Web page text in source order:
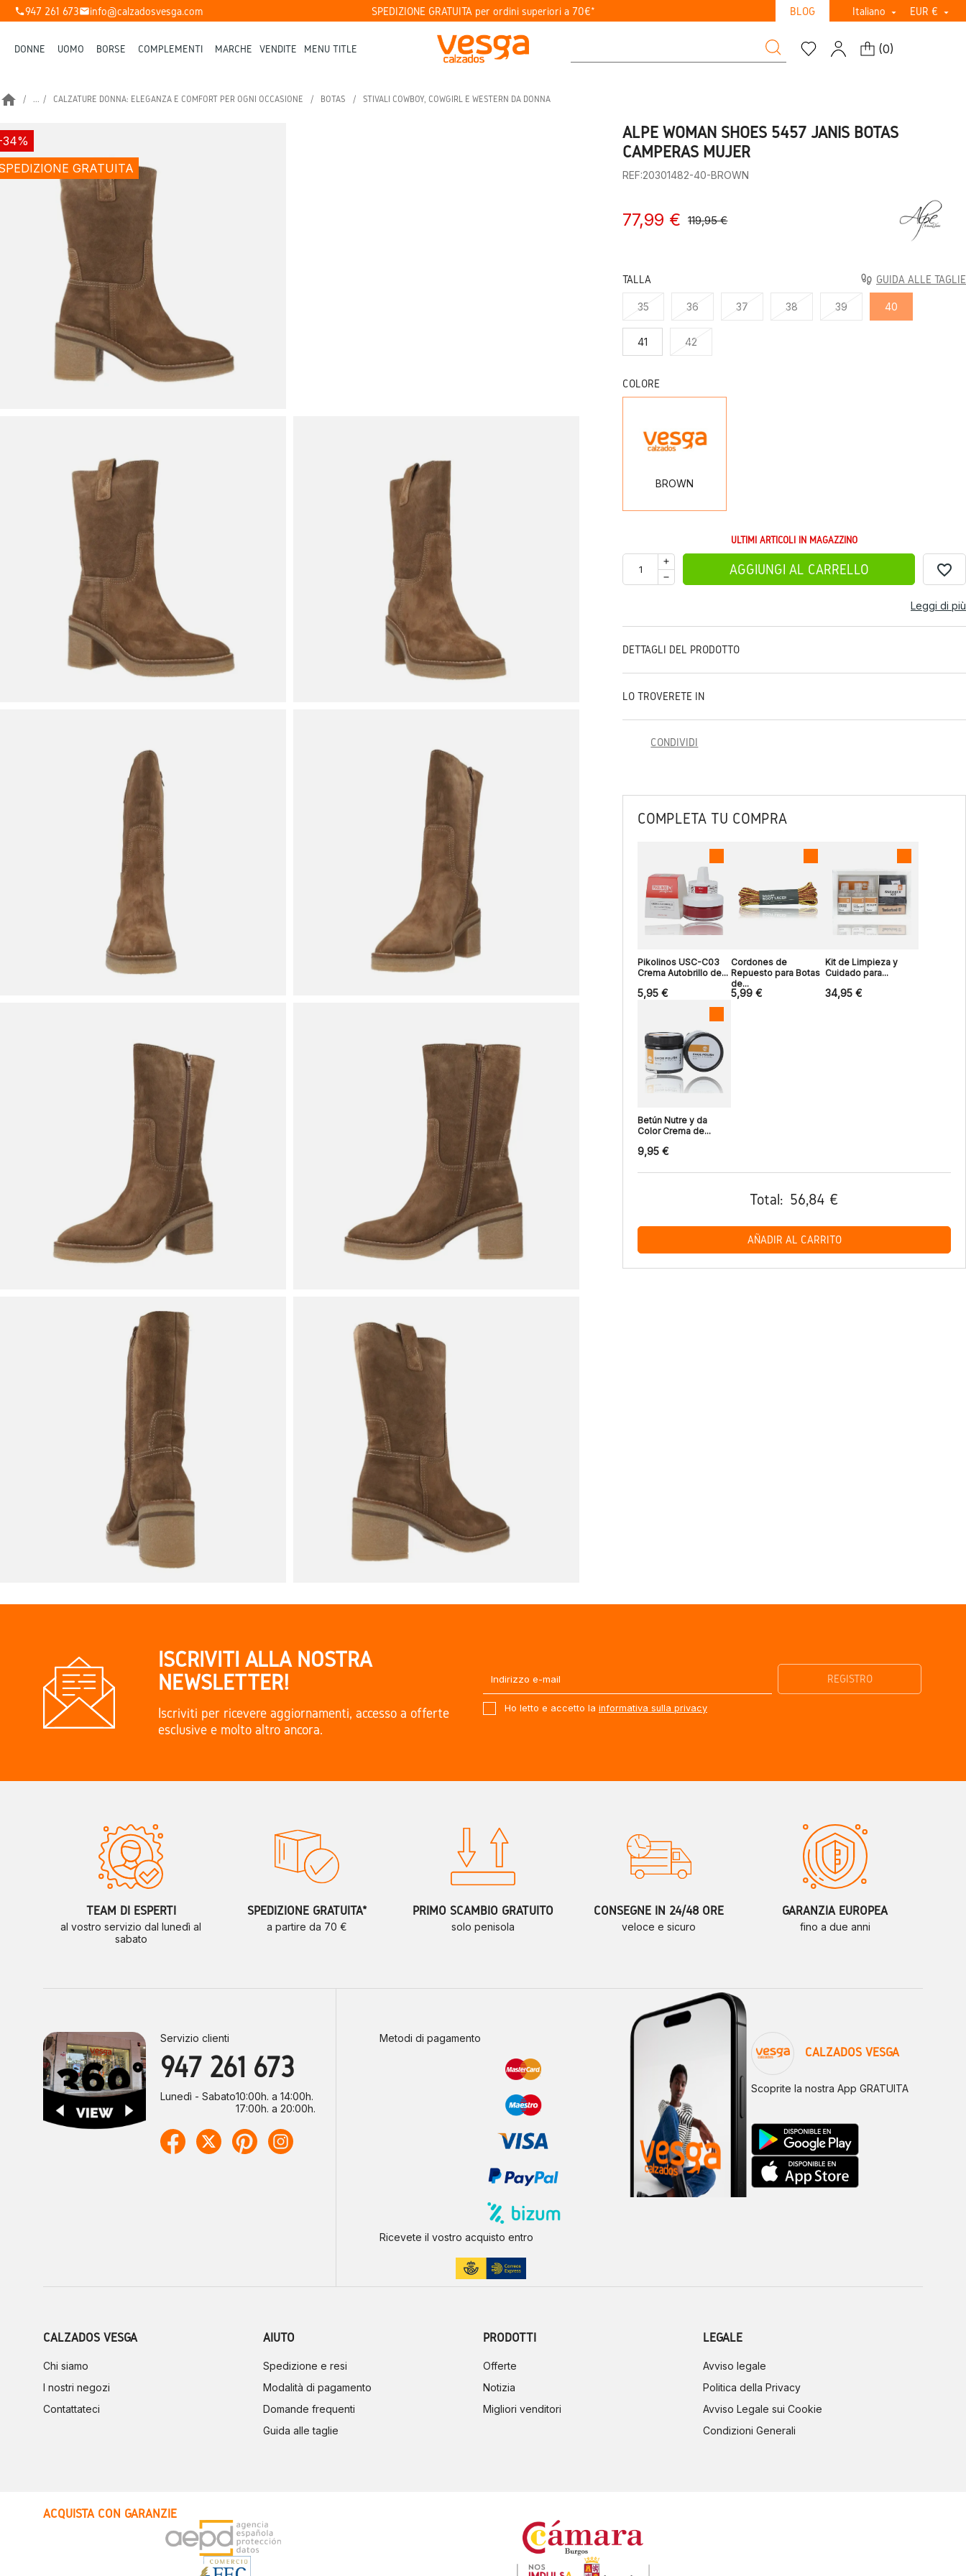
phone947 261 673mailinfo@calzadosvesga.com SPEDIZIONE GRATUITA per ordini superiori a 70€* BLOG Italiano  EUR € 
DONNE UOMO BORSE COMPLEMENTI MARCHE VENDITE MENU TITLE (0)
home ... CALZATURE DONNA: ELEGANZA E COMFORT PER OGNI OCCASIONE BOTAS STIVALI COWBOY, COWGIRL E WESTERN DA DONNA
GRATUITA
ALPE WOMAN SHOES 5457 JANIS BOTAS
CAMPERAS MUJER
REF:20301482-40-BROWN
77,99 € 119,95 €
TALLA GUIDA ALLE TAGLIE
35 36 37 38 39 40
41 42
COLORE
BROWN
ULTIMI ARTICOLI IN MAGAZZINO
AGGIUNGI AL CARRELLO favorite_border
Leggi di più
DETTAGLI DEL PRODOTTO
LO TROVERETE IN
CONDIVIDI
COMPLETA TU COMPRA
Pikolinos USC-C03
Crema Autobrillo de...
5,95 €
Cordones de
Repuesto para Botas
de...
5,99 €
Kit de Limpieza y
Cuidado para...
34,95 €
Betún Nutre y da
Color Crema de...
9,95 €
Total: 56,84 €
AÑADIR AL CARRITO
ISCRIVITI ALLA NOSTRA
NEWSLETTER!
Iscriviti per ricevere aggiornamenti, accesso a offerte
esclusive e molto altro ancora.
Ho letto e accetto la informativa sulla privacy
TEAM DI ESPERTI
al vostro servizio dal lunedì al
sabato
SPEDIZIONE GRATUITA*
a partire da 70 €
PRIMO SCAMBIO GRATUITO
solo penisola
CONSEGNE IN 24/48 ORE
veloce e sicuro
GARANZIA EUROPEA
fino a due anni
Servizio clienti
947 261 673
Lunedì - Sabato10:00h. a 14:00h.
17:00h. a 20:00h.
Metodi di pagamento
Ricevete il vostro acquisto entro
CALZADOS VESGA
Scoprite la nostra App GRATUITA
CALZADOS VESGA
Chi siamo
I nostri negozi
Contattateci
AIUTO
Spedizione e resi
Modalità di pagamento
Domande frequenti
Guida alle taglie
PRODOTTI
Offerte
Notizia
Migliori venditori
LEGALE
Avviso legale
Politica della Privacy
Avviso Legale sui Cookie
Condizioni Generali
ACQUISTA CON GARANZIE